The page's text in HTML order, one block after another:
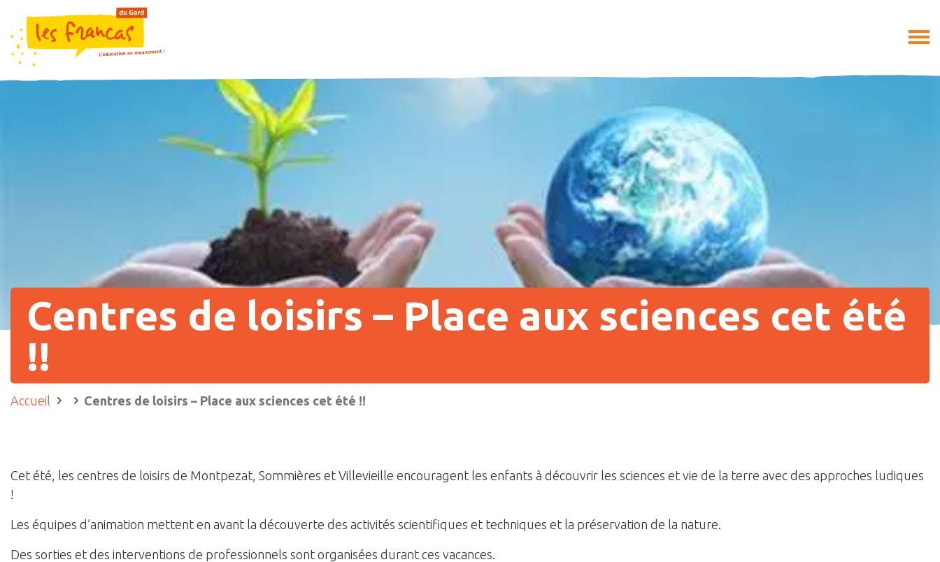
Centres de loisirs – Place aux sciences cet été
!!
Accueil Centres de loisirs – Place aux sciences cet été !!
Cet été, les centres de loisirs de Montpezat, Sommières et Villevieille encouragent les enfants à découvrir les sciences et vie de la terre avec des approches ludiques
!
Les équipes d’animation mettent en avant la découverte des activités scientifiques et techniques et la préservation de la nature.
Des sorties et des interventions de professionnels sont organisées durant ces vacances.